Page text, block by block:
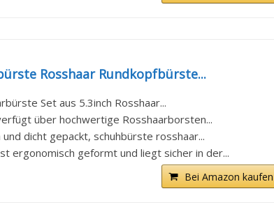
Rosshaar Rundkopfbürste...
Set aus 5.3inch Rosshaar...
über hochwertige Rosshaarborsten...
dicht gepackt, schuhbürste rosshaar...
ergonomisch geformt und liegt sicher in der...
Bei Amazon kaufen